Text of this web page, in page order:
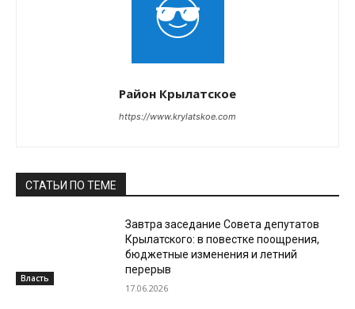
Район Крылатское
https://www.krylatskoe.com
СТАТЬИ ПО ТЕМЕ
Власть
Завтра заседание Совета депутатов
Крылатского: в повестке поощрения,
бюджетные изменения и летний
перерыв
17.06.2026